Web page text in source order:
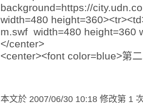
background=https://
width=480
m.swf width=480 height=360
</center>
<center><font color=blue>第
本文於 2007/06/30 10:18 修改第 1